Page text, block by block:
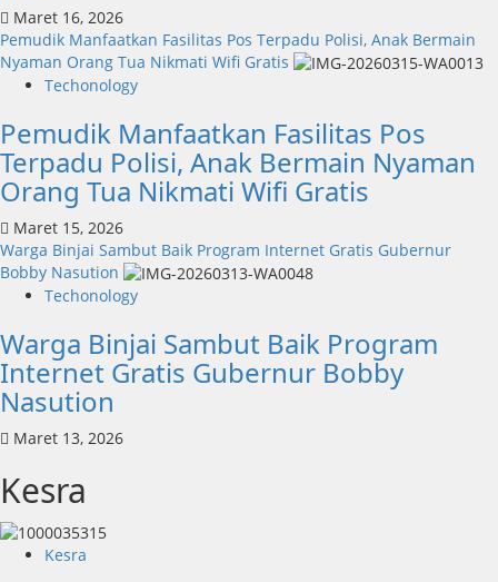
Maret 16, 2026
Pemudik Manfaatkan Fasilitas Pos Terpadu Polisi, Anak Bermain
Nyaman Orang Tua Nikmati Wifi Gratis
Techonology
Pemudik Manfaatkan Fasilitas Pos
Terpadu Polisi, Anak Bermain Nyaman
Orang Tua Nikmati Wifi Gratis
Maret 15, 2026
Warga Binjai Sambut Baik Program Internet Gratis Gubernur
Bobby Nasution
Techonology
Warga Binjai Sambut Baik Program
Internet Gratis Gubernur Bobby
Nasution
Maret 13, 2026
Kesra
Kesra